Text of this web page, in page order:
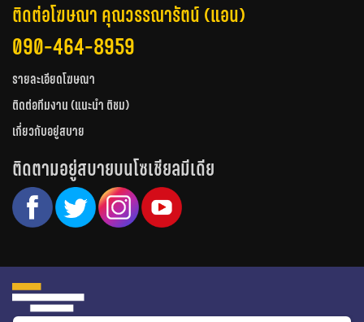
ติดต่อโฆษณา คุณวรรณารัตน์ (แอน)
090-464-8959
รายละเอียดโฆษณา
ติดต่อทีมงาน (แนะนำ ติชม)
เกี่ยวกับอยู่สบาย
ติดตามอยู่สบายบนโซเชียลมีเดีย